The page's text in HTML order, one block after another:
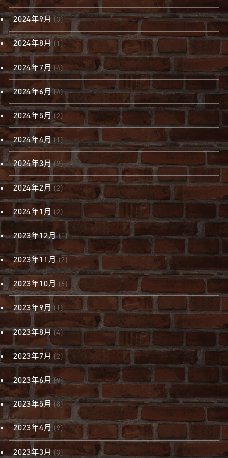
2024年9月(3)
2024年8月(1)
2024年7月 (4)
2024年6月(4)
2024年5月(2)
2024年4月(1)
2024年3月(2)
2024年2月 (2)
2024年1月 (2)
2023年12月(1)
2023年11月 (2)
2023年10月 (6)
2023年9月 (1)
2023年8月(4)
2023年7月 (2)
2023年6月 (9)
2023年5月(8)
2023年4月(9)
2023年3月(3)